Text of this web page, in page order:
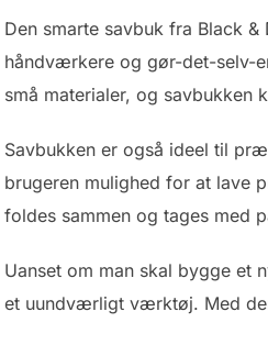
Den smarte savbuk fra Black
håndværkere og gør-det-selv-
små materialer, og
Savbukken er også ideel til
brugeren mulighed for at lave
foldes sammen og tages med
Uanset om man skal bygge et
et uundværligt værktøj. Med